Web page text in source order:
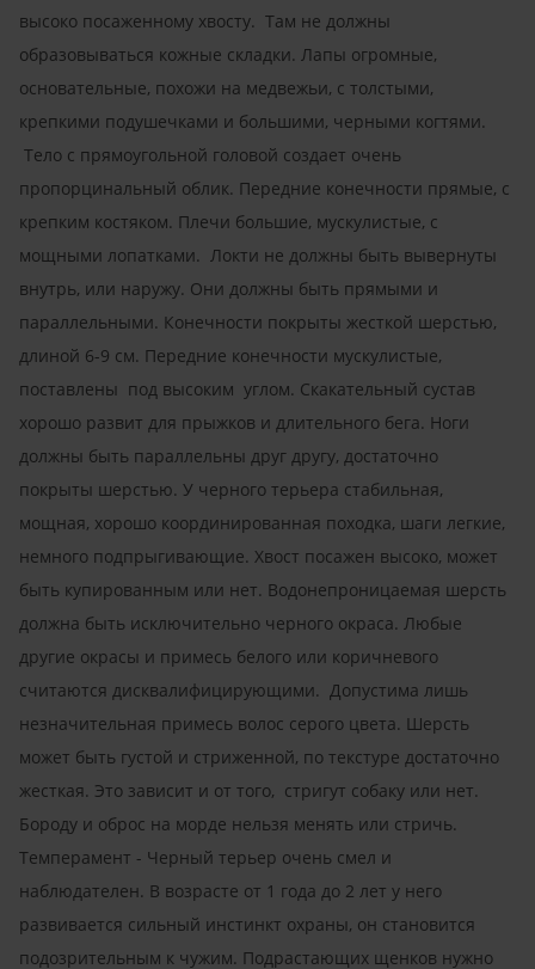
высоко посаженному хвосту. Там не должны
образовываться кожные складки. Лапы огромные,
основательные, похожи на медвежьи, с толстыми,
крепкими подушечками и большими, черными когтями.
Тело с прямоугольной головой создает очень
пропорцинальный облик. Передние конечности прямые, с
крепким костяком. Плечи большие, мускулистые, с
мощными лопатками. Локти не должны быть вывернуты
внутрь, или наружу. Они должны быть прямыми и
параллельными. Конечности покрыты жесткой шерстью,
длиной 6-9 см. Передние конечности мускулистые,
поставлены под высоким углом. Скакательный сустав
хорошо развит для прыжков и длительного бега. Ноги
должны быть параллельны друг другу, достаточно
покрыты шерстью. У черного терьера стабильная,
мощная, хорошо координированная походка, шаги легкие,
немного подпрыгивающие. Хвост посажен высоко, может
быть купированным или нет. Водонепроницаемая шерсть
должна быть исключительно черного окраса. Любые
другие окрасы и примесь белого или коричневого
считаются дисквалифицирующими. Допустима лишь
незначительная примесь волос серого цвета. Шерсть
может быть густой и стриженной, по текстуре достаточно
жесткая. Это зависит и от того, стригут собаку или нет.
Бороду и оброс на морде нельзя менять или стричь.
Темперамент - Черный терьер очень смел и
наблюдателен. В возрасте от 1 года до 2 лет у него
развивается сильный инстинкт охраны, он становится
подозрительным к чужим. Подрастающих щенков нужно